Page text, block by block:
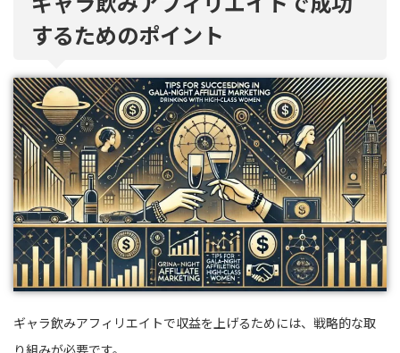
するためのポイント
ギャラ飲みアフィリエイトで収益を上げるためには、戦略的な取
り組みが必要です。